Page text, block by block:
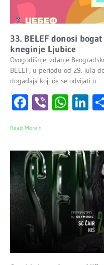
33. BELEF donosi
kneginje Ljubice
Ovogodišnje izdanje
BELEF, u periodu od 29. jula
događaja koji će se odvijati u
Facebook
Viber
Read More »